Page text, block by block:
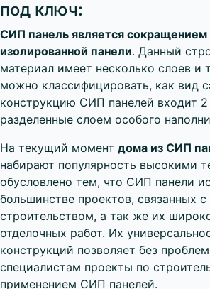
под ключ:
СИП панель является сокращением
изолированной панели. Данный
материал имеет несколько слоев и
можно классифицировать, как вид
конструкцию СИП панелей входит
разделенные слоем особого
На текущий момент дома из СИП
набирают популярность высокими
обусловлено тем, что СИП панели
большинстве проектов, связанных
строительством, а так же их
отделочных работ. Их
конструкций позволяет без
специалистам проекты по
применением СИП панелей.